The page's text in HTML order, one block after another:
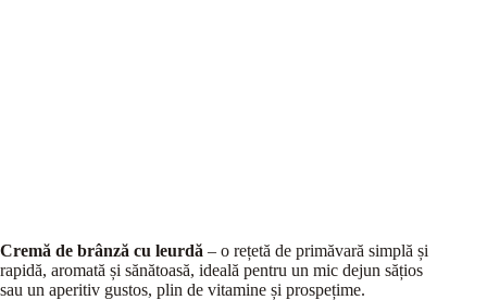
Cremă de brânză cu leurdă – o rețetă de primăvară simplă și
rapidă, aromată și sănătoasă, ideală pentru un mic dejun sățios
sau un aperitiv gustos, plin de vitamine și prospețime.